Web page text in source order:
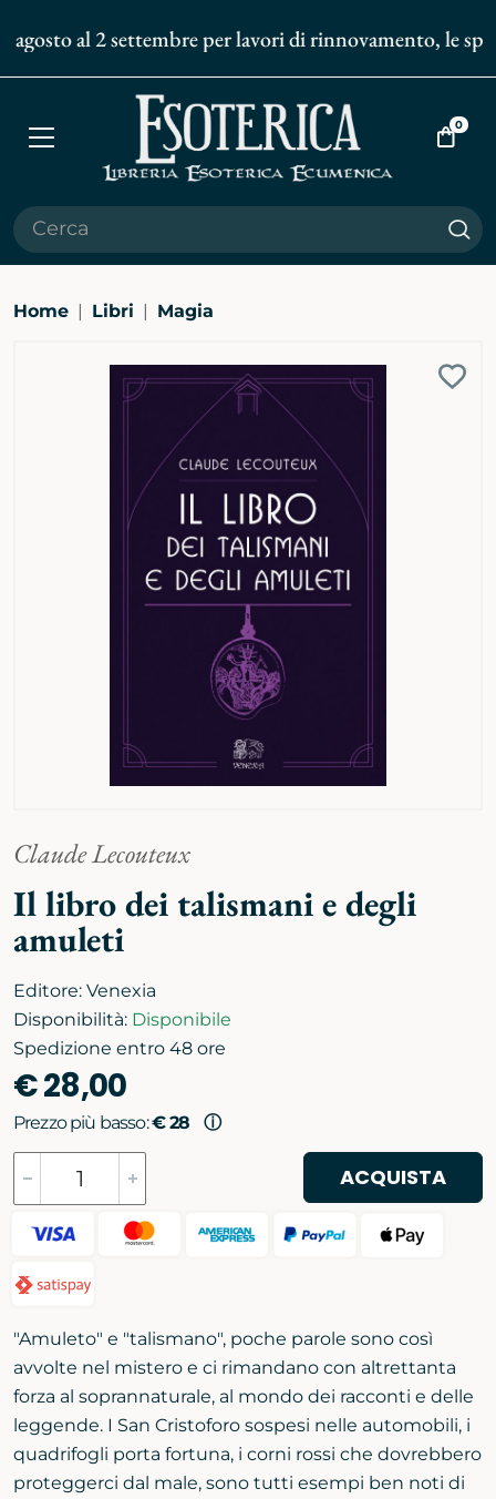
al 2 settembre per lavori di rinnovamento, le
Apri
Vai
0
Home Libri Magia
Ingrandisci
Claude Lecouteux
Il libro dei talismani e degli
amuleti
Editore: Venexia
Disponibilità: Disponibile
Spedizione entro 48 ore
€ 28,00
Prezzo più basso:€ 28 ⓘ
ACQUISTA
"Amuleto" e "talismano", poche parole sono così
avvolte nel mistero e ci rimandano con altrettanta
forza al soprannaturale, al mondo dei racconti e delle
leggende. I San Cristoforo sospesi nelle automobili, i
quadrifogli porta fortuna, i corni rossi che dovrebbero
proteggerci dal male, sono tutti esempi ben noti di